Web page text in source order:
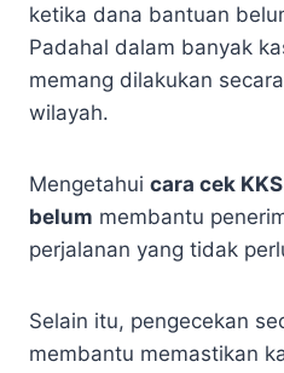
ketika dana bantuan
Padahal dalam banyak
memang dilakukan
wilayah.
Mengetahui cara cek
belum membantu
perjalanan yang tidak
Selain itu, pengecekan
membantu memastikan